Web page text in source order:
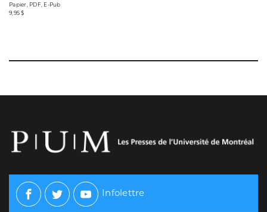
Papier, PDF, E-Pub
9,95 $
Facebook
TwitterYoutube
Infolettre